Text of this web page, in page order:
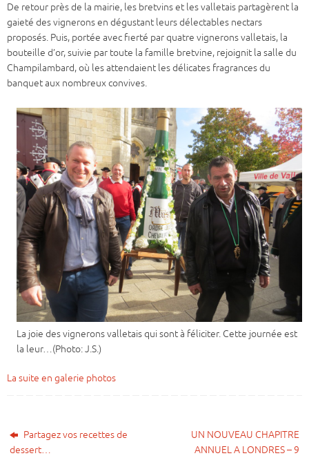
De retour près de la mairie, les bretvins et les valletais partagèrent la
gaieté des vignerons en dégustant leurs délectables nectars
proposés. Puis, portée avec fierté par quatre vignerons valletais, la
bouteille d’or, suivie par toute la famille bretvine, rejoignit la salle du
Champilambard, où les attendaient les délicates fragrances du
banquet aux nombreux convives.
La joie des vignerons valletais qui sont à féliciter. Cette journée est
la leur…(Photo: J.S.)
La suite en galerie photos
Partagez vos recettes de
dessert…
UN NOUVEAU CHAPITRE
ANNUEL A LONDRES – 9